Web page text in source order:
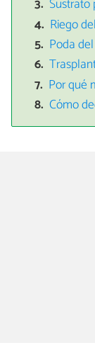
Riego
Poda
Por qué
Cómo